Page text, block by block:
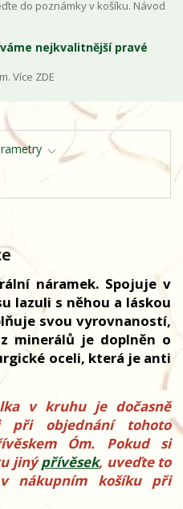
do poznámky v košíku. Návod
nejkvalitnější pravé
Více ZDE
náramek. Spojuje v
lazuli s něhou a láskou
svou vyrovnaností,
minerálů je doplněn o
oceli, která je anti
v kruhu je dočasně
při objednání tohoto
Óm. Pokud si
jinýpřívěsek, uveďte to
nákupním košíku při